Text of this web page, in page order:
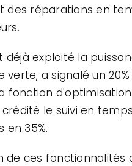
des réparations en
exploité la
verte, a signalé un
d'optimisation
le suivi en
en 35%.
de ces fonctionnalités